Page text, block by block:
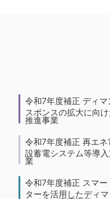
令和7年度補正 ディマ
スポンスの拡大に向
推進事業
令和7年度補正 再エネ
設蓄電システム等導
業
令和7年度補正 スマー
ターを活用したディ